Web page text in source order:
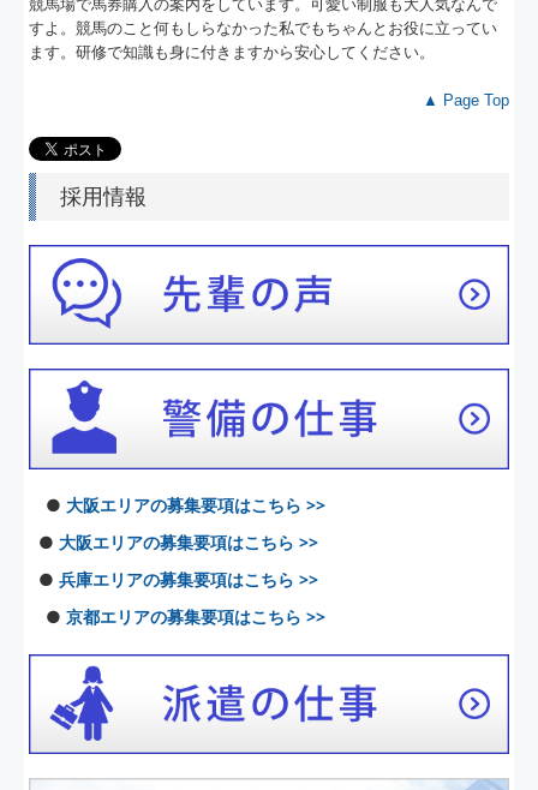
競馬場で馬券購入の案内をしています。可愛い制服も大人気なんで
すよ。競馬のこと何もしらなかった私でもちゃんとお役に立ってい
ます。研修で知識も身に付きますから安心してください。
▲ Page Top
採用情報
●大阪エリアの募集要項はこちら >>
●大阪エリアの募集要項はこちら >>
●兵庫エリアの募集要項はこちら >>
●京都エリアの募集要項はこちら >>